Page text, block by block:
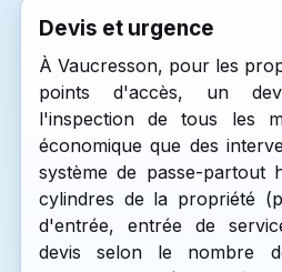
Devis et urgence
À Vaucresson, pour les
points d'accès, un
l'inspection de tous les
économique que des
système de passe-partout
cylindres de la propriété
d'entrée, entrée de
devis selon le nombre